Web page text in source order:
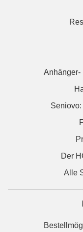
Anhänger-
Der
Alle